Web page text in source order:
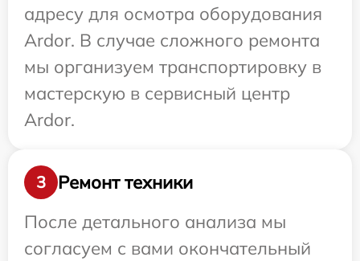
адресу для осмотра оборудования
Ardor. В случае сложного ремонта
мы организуем транспортировку в
мастерскую в сервисный центр
Ardor.
3
Ремонт техники
После детального анализа мы
согласуем с вами окончательный